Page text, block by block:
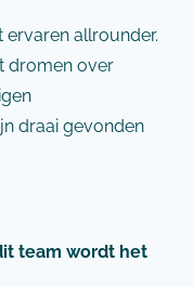
allrounder.
dromen over
draai gevonden
team wordt het